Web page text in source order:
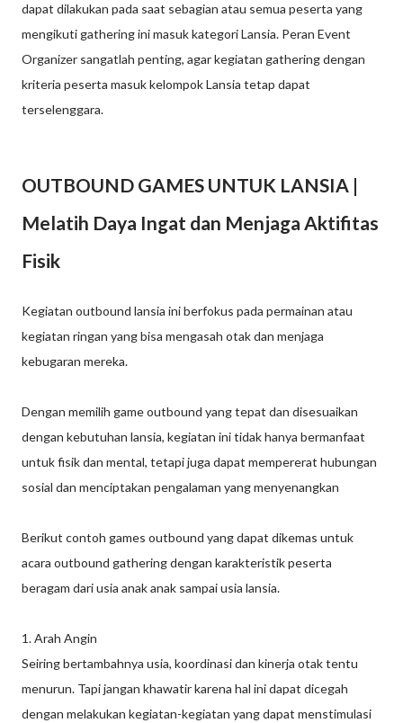
dapat dilakukan pada saat sebagian atau semua peserta yang
mengikuti gathering ini masuk kategori Lansia. Peran Event
Organizer sangatlah penting, agar kegiatan gathering dengan
kriteria peserta masuk kelompok Lansia tetap dapat
terselenggara.
OUTBOUND GAMES UNTUK LANSIA |
Melatih Daya Ingat dan Menjaga Aktifitas
Fisik
Kegiatan outbound lansia ini berfokus pada permainan atau
kegiatan ringan yang bisa mengasah otak dan menjaga
kebugaran mereka.
Dengan memilih game outbound yang tepat dan disesuaikan
dengan kebutuhan lansia, kegiatan ini tidak hanya bermanfaat
untuk fisik dan mental, tetapi juga dapat mempererat hubungan
sosial dan menciptakan pengalaman yang menyenangkan
Berikut contoh games outbound yang dapat dikemas untuk
acara outbound gathering dengan karakteristik peserta
beragam dari usia anak anak sampai usia lansia.
1. Arah Angin
Seiring bertambahnya usia, koordinasi dan kinerja otak tentu
menurun. Tapi jangan khawatir karena hal ini dapat dicegah
dengan melakukan kegiatan-kegiatan yang dapat menstimulasi